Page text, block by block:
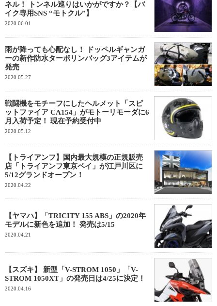
ネル！ トンネル巡りはいかがですか？【バ
イク専用SNS “モトクル”】
2020.06.01
雨が降っても心配なし！ ドッペルギャンガ
ーの新作防水ターポリンバッグ3アイテムが
発売
2020.05.27
戦闘機をモチーフにしたヘルメット「スピ
ットファイア CA154」がモトーリモーダに6
月入荷予定！ 現在予約受付中
2020.05.12
【トライアンフ】国内最大規模の正規販売
店「トライアンフ東京ベイ」が江戸川区に
5/12グランドオープン！
2020.04.22
【ヤマハ】「TRICITY 155 ABS」の2020年
モデルに新色を追加！ 発売は5/15
2020.04.21
【スズキ】 新型「V-STROM 1050」「V-
STROM 1050XT」の発売日は4/25に決定！
2020.04.16